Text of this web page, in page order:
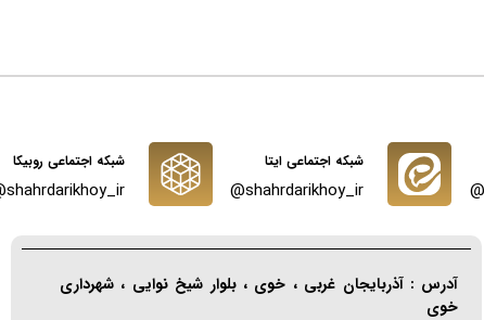
شبکه اجتماعی ایتا
shahrdarikhoy_ir@
شبکه اجتماعی روبیکا
shahrdarikhoy_ir@
آدرس : آذربایجان غربی ، خوی ، بلوار شیخ نوایی ، شهرداری
خوی